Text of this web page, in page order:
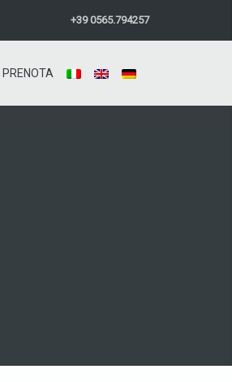
+39 0565.794257
PRENOTA